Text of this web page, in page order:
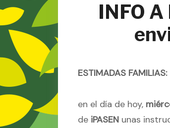
INFO
ESTIMADAS FAMILIAS:
en el día de hoy,
de iPASEN unas